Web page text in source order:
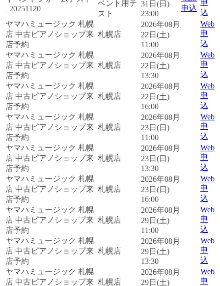
_20251120
ベント用テ
スト
31日(日)
23:00
申込
申
込
ヤマハミュージック 札幌
店 中古ピアノショップ来
店予約
札幌店
2026年08月
22日(土)
11:00
Web
申
込
ヤマハミュージック 札幌
店 中古ピアノショップ来
店予約
札幌店
2026年08月
22日(土)
13:30
Web
申
込
ヤマハミュージック 札幌
店 中古ピアノショップ来
店予約
札幌店
2026年08月
22日(土)
16:00
Web
申
込
ヤマハミュージック 札幌
店 中古ピアノショップ来
店予約
札幌店
2026年08月
23日(日)
11:00
Web
申
込
ヤマハミュージック 札幌
店 中古ピアノショップ来
店予約
札幌店
2026年08月
23日(日)
13:30
Web
申
込
ヤマハミュージック 札幌
店 中古ピアノショップ来
店予約
札幌店
2026年08月
23日(日)
16:00
Web
申
込
ヤマハミュージック 札幌
店 中古ピアノショップ来
店予約
札幌店
2026年08月
29日(土)
11:00
Web
申
込
ヤマハミュージック 札幌
店 中古ピアノショップ来
店予約
札幌店
2026年08月
29日(土)
13:30
Web
申
込
ヤマハミュージック 札幌
店 中古ピアノショップ来 札幌店
2026年08月
29日(土)
Web
申